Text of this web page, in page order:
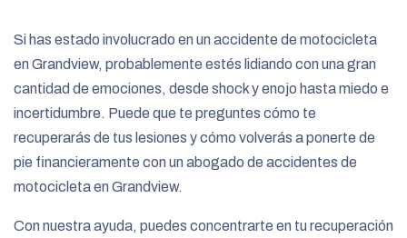
Si has estado involucrado en un accidente de motocicleta
en Grandview, probablemente estés lidiando con una gran
cantidad de emociones, desde shock y enojo hasta miedo e
incertidumbre. Puede que te preguntes cómo te
recuperarás de tus lesiones y cómo volverás a ponerte de
pie financieramente con un abogado de accidentes de
motocicleta en Grandview.
Con nuestra ayuda, puedes concentrarte en tu recuperación